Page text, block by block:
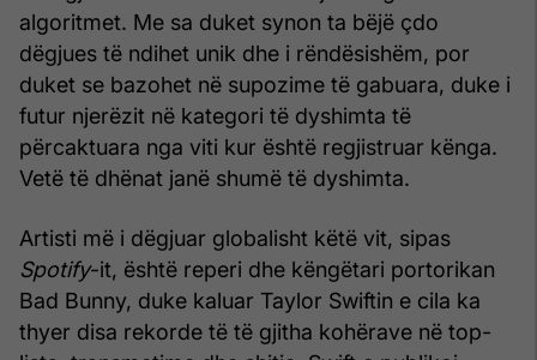
algoritmet. Me sa duket synon ta bëjë çdo
dëgjues të ndihet unik dhe i rëndësishëm, por
duket se bazohet në supozime të gabuara, duke i
futur njerëzit në kategori të dyshimta të
përcaktuara nga viti kur është regjistruar kënga.
Vetë të dhënat janë shumë të dyshimta.
Artisti më i dëgjuar globalisht këtë vit, sipas
Spotify-it, është reperi dhe këngëtari portorikan
Bad Bunny, duke kaluar Taylor Swiftin e cila ka
thyer disa rekorde të të gjitha kohërave në top-